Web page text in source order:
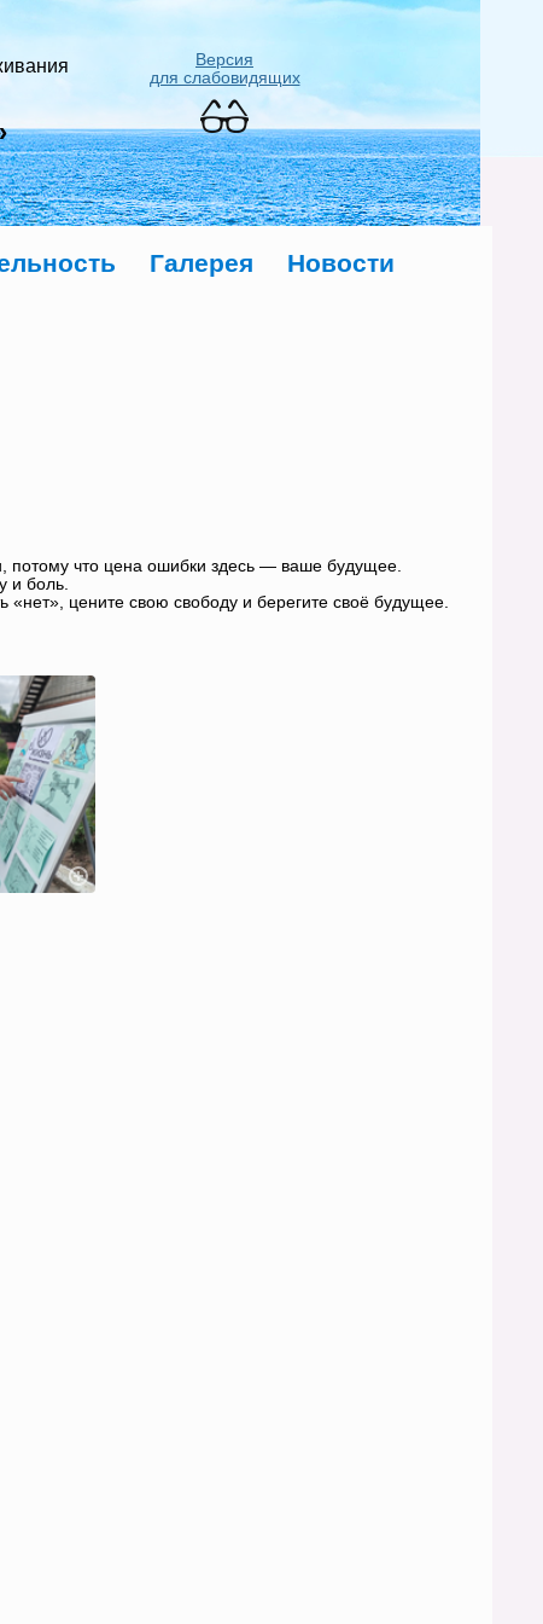
Версия
для слабовидящих
Галерея Новости
потому что цена ошибки здесь — ваше будущее.
и боль.
цените свою свободу и берегите своё будущее.